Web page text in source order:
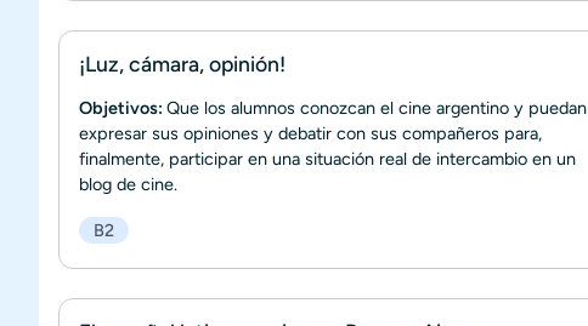
¡Luz, cámara, opinión!
Objetivos: Que los alumnos conozcan el cine argentino y puedan
expresar sus opiniones y debatir con sus compañeros para,
finalmente, participar en una situación real de intercambio en un
blog de cine.
B2